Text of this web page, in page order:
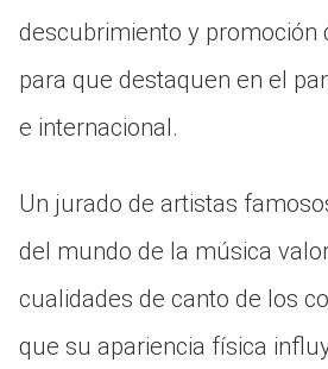
descubrimiento y promoción
para que destaquen en el
e internacional.
Un jurado de artistas
del mundo de la música
cualidades de canto de los
que su apariencia física